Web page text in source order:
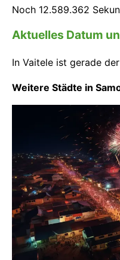
Noch 12.589.362
Aktuelles Datum
In Vaitele ist gerade der
Weitere Städte in